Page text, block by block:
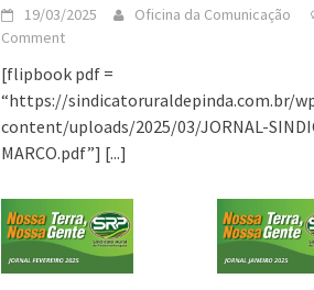
19/03/2025
Oficina da Comunicação
Comment
[flipbook pdf =
“https://sindicatoruraldepinda.com.br/
content/uploads/2025/03/JORNAL-
MARCO.pdf”] [...]